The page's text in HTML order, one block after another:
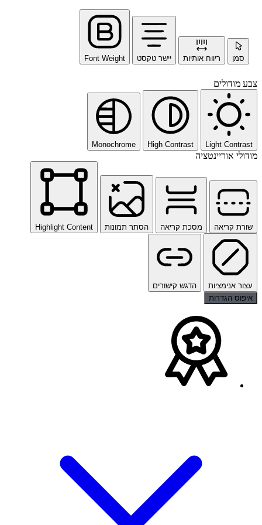
סמן ריווח אותיות יישר טקסט Font Weight
צבע מודולים
Light Contrast
High Contrast
Monochrome
מודולי אוריינטציה
שורת קריאה מסכת קריאה הסתר תמונות Highlight Content
עצור אנימציות
הדגש קישורים
איפוס הגדרות